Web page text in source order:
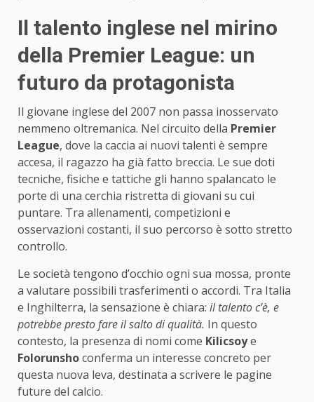
Il talento inglese nel mirino
della Premier League: un
futuro da protagonista
Il giovane inglese del 2007 non passa inosservato
nemmeno oltremanica. Nel circuito della Premier
League, dove la caccia ai nuovi talenti è sempre
accesa, il ragazzo ha già fatto breccia. Le sue doti
tecniche, fisiche e tattiche gli hanno spalancato le
porte di una cerchia ristretta di giovani su cui
puntare. Tra allenamenti, competizioni e
osservazioni costanti, il suo percorso è sotto stretto
controllo.
Le società tengono d’occhio ogni sua mossa, pronte
a valutare possibili trasferimenti o accordi. Tra Italia
e Inghilterra, la sensazione è chiara: il talento c’è, e
potrebbe presto fare il salto di qualità. In questo
contesto, la presenza di nomi come Kilicsoye
Folorunshoconferma un interesse concreto per
questa nuova leva, destinata a scrivere le pagine
future del calcio.